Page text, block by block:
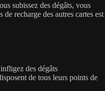
subissez des dégâts, vous
recharge des autres cartes est
des dégâts
de tous leurs points de